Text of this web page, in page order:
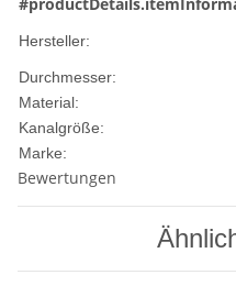
Hersteller:
Durchmesser:
Material:
Kanalgröße:
Marke:
Bewertungen